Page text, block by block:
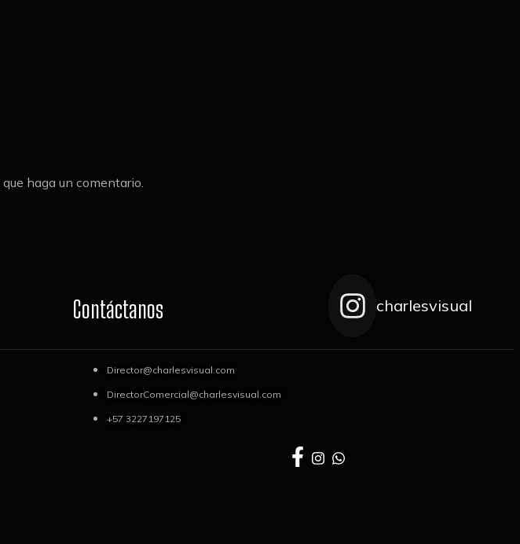
haga un comentario.
Contáctanos
Director@charlesvisual.com
DirectorComercial@charlesvisual.com
+57 3227197125
charlesvisual